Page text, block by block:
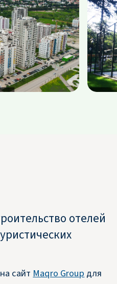
отелей
сайт Maqro Group для